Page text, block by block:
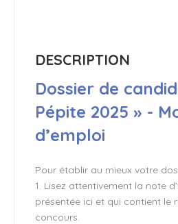
DESCRIPTION
Dossier de
Pépite 2025 » -
d’emploi
Pour établir au mieux votre
1. Lisez attentivement la note
présentée ici et qui contient le
concours.